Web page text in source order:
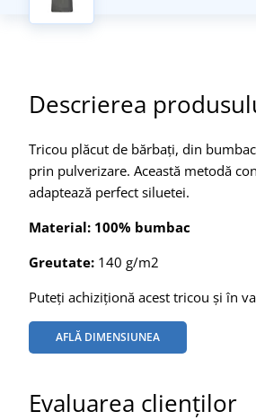
Descrierea
Tricou plăcut de bărbați, din
prin pulverizare. Această metodă
adaptează perfect siluetei.
Material: 100% bumbac
Greutate: 140 g/m2
Puteți achiziționă acest tricou și în
AFLĂ DIMENSIUNEA
Evaluarea clienților